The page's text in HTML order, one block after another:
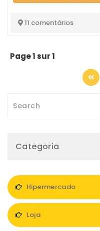
11 comentários
Page 1 sur 1
Categoria
Hipermercado
Loja